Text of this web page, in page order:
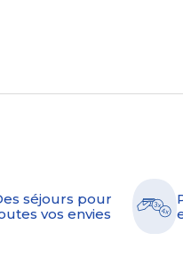
séjours pour
vos envies